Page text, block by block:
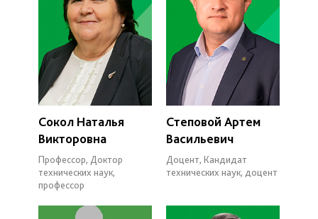
Сокол Наталья
Викторовна
Профессор, Доктор
технических наук,
профессор
Степовой Артем
Васильевич
Доцент, Кандидат
технических наук, доцент